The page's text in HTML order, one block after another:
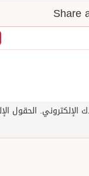
الإلكتروني. الحقول